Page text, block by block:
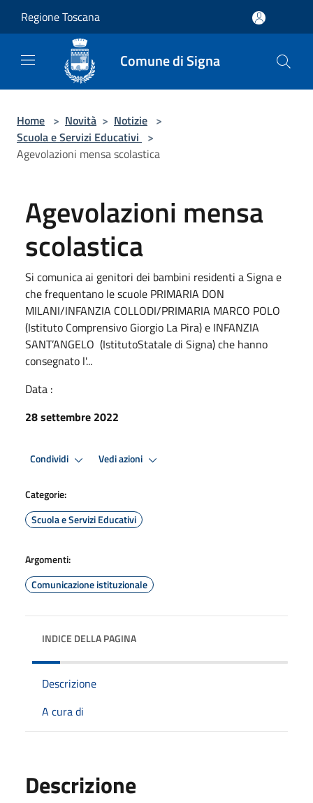
Regione Toscana
Comune di Signa
Home > Novità > Notizie >
Scuola e Servizi Educativi >
Agevolazioni mensa scolastica
Agevolazioni mensa
scolastica
Si comunica ai genitori dei bambini residenti a Signa e
che frequentano le scuole PRIMARIA DON
MILANI/INFANZIA COLLODI/PRIMARIA MARCO POLO
(Istituto Comprensivo Giorgio La Pira) e INFANZIA
SANT’ANGELO (IstitutoStatale di Signa) che hanno
consegnato l'...
Data :
28 settembre 2022
Condividi Vedi azioni
Categorie:
Scuola e Servizi Educativi
Argomenti:
Comunicazione istituzionale
INDICE DELLA PAGINA
Descrizione
A cura di
Descrizione